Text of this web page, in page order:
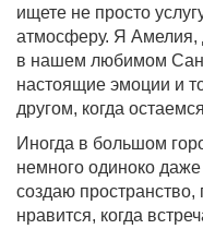
ищете не просто
атмосферу. Я Амелия,
в нашем любимом
настоящие эмоции и
другом, когда
Иногда в большом
немного одиноко
создаю
нравится, когда